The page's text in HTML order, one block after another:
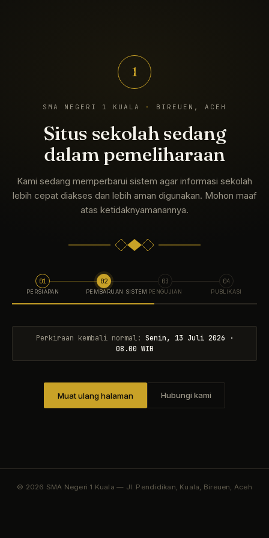
1
SMA NEGERI 1 KUALA · BIREUEN, ACEH
Situs sekolah sedang
dalam pemeliharaan
Kami sedang memperbarui sistem agar informasi sekolah
lebih cepat diakses dan lebih aman digunakan. Mohon maaf
atas ketidaknyamanannya.
01
PERSIAPAN
02
PEMBARUAN SISTEM
03
PENGUJIAN
04
PUBLIKASI
Perkiraan kembali normal: Senin, 13 Juli 2026 ·
08.00 WIB
Muat ulang halaman Hubungi kami
© 2026 SMA Negeri 1 Kuala — Jl. Pendidikan, Kuala, Bireuen, Aceh